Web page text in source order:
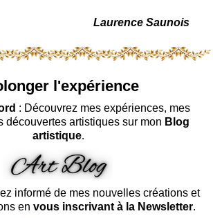
Laurence Saunois
l'expérience
: Découvrez mes expériences, mes
découvertes artistiques sur mon Blog
artistique.
informé de mes nouvelles créations et
en vous inscrivant à la Newsletter.